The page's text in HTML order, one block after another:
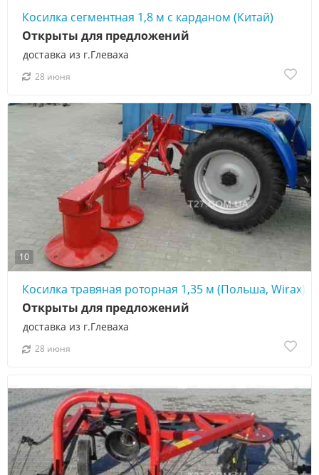
Косилка сегментная 1,8 м с карданом (Китай)
доставка из г.Глеваха
Открыты для предложений
28 июня
10
Косилка травяная роторная 1,35 м (Польша, Wirax)
доставка из г.Глеваха
Открыты для предложений
28 июня